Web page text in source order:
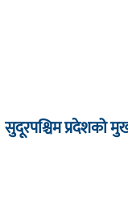
सुदूरपश्चिम प्रदेशको